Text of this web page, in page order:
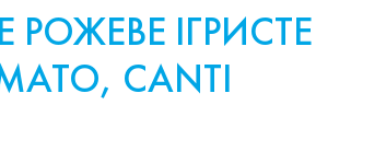
ІГРИСТЕ
CANTI